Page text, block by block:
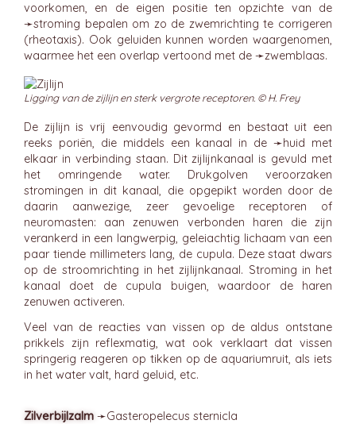
voorkomen, en de eigen positie ten opzichte van de
➛stroming bepalen om zo de zwemrichting te corrigeren
(rheotaxis). Ook geluiden kunnen worden waargenomen,
waarmee het een overlap vertoond met de ➛zwemblaas.
Ligging van de zijlijn en sterk vergrote receptoren. © H. Frey
De zijlijn is vrij eenvoudig gevormd en bestaat uit een
reeks poriën, die middels een kanaal in de ➛huid met
elkaar in verbinding staan. Dit zijlijnkanaal is gevuld met
het omringende water. Drukgolven veroorzaken
stromingen in dit kanaal, die opgepikt worden door de
daarin aanwezige, zeer gevoelige receptoren of
neuromasten: aan zenuwen verbonden haren die zijn
verankerd in een langwerpig, geleiachtig lichaam van een
paar tiende millimeters lang, de cupula. Deze staat dwars
op de stroomrichting in het zijlijnkanaal. Stroming in het
kanaal doet de cupula buigen, waardoor de haren
zenuwen activeren.
Veel van de reacties van vissen op de aldus ontstane
prikkels zijn reflexmatig, wat ook verklaart dat vissen
springerig reageren op tikken op de aquariumruit, als iets
in het water valt, hard geluid, etc.
Zilverbijlzalm ➛Gasteropelecus sternicla